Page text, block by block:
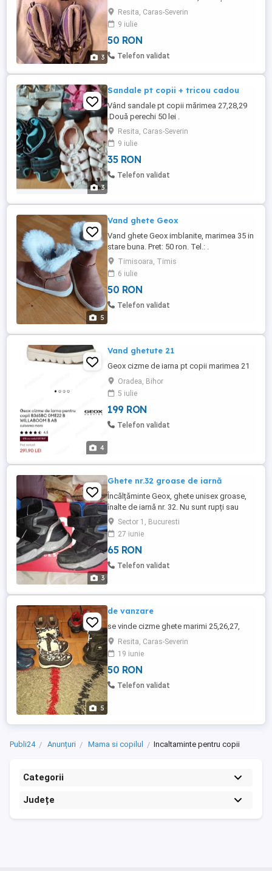
3
Resita, Caras-Severin
9 iulie
50 RON
Telefon validat
3
Sandale pt copii + tricou cadou
Vând sandale pt copii mărimea 27,28,29
.Două perechi 50 lei .
Resita, Caras-Severin
9 iulie
35 RON
Telefon validat
5
Vand ghete Geox
Vand ghete Geox imblanite, marimea 35 in
stare buna. Pret: 50 ron. Tel.: .
Timisoara, Timis
6 iulie
50 RON
Telefon validat
4
Vand ghetute 21
Geox cizme de iarna pt copii marimea 21
Oradea, Bihor
5 iulie
199 RON
Telefon validat
3
Ghete nr.32 groase de iarnă
Încălțăminte Geox, ghete unisex groase,
înalte de iarnă nr. 32. Nu sunt rupți sau
alceva. Purtați de o fetiță cuminte. Predare
personală S1 sau expediez oriunde în țară
prin poșta română cu 22 lei ramburs.
Foarte interesant, vizitați și celelalte
anunțuri din lista mea.
Sector 1, Bucuresti
27 iunie
65 RON
Telefon validat
5
de vanzare
se vinde cizme ghete marimi 25,26,27,
Resita, Caras-Severin
19 iunie
50 RON
Telefon validat
Publi24 Anunțuri Mama si copilul Incaltaminte pentru copii
Categorii
Județe